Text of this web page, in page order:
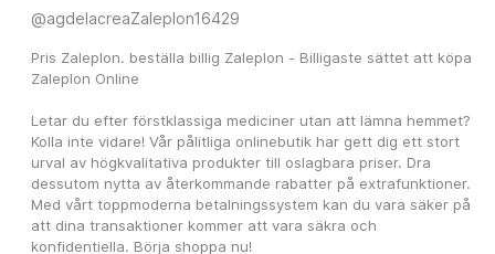
@agdelacreaZaleplon16429
Pris Zaleplon. beställa billig Zaleplon - Billigaste sättet att köpa
Zaleplon Online
Letar du efter förstklassiga mediciner utan att lämna hemmet?
Kolla inte vidare! Vår pålitliga onlinebutik har gett dig ett stort
urval av högkvalitativa produkter till oslagbara priser. Dra
dessutom nytta av återkommande rabatter på extrafunktioner.
Med vårt toppmoderna betalningssystem kan du vara säker på
att dina transaktioner kommer att vara säkra och
konfidentiella. Börja shoppa nu!